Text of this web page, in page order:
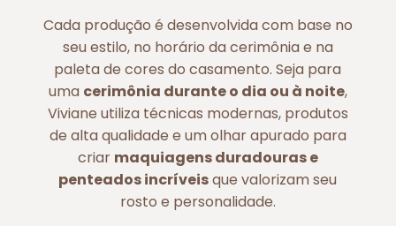
Cada produção é desenvolvida com base no
seu estilo, no horário da cerimônia e na
paleta de cores do casamento. Seja para
uma cerimônia durante o dia ou à noite,
Viviane utiliza técnicas modernas, produtos
de alta qualidade e um olhar apurado para
criar maquiagens duradouras e
penteados incríveisque valorizam seu
rosto e personalidade.